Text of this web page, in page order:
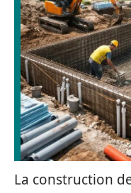
La construction